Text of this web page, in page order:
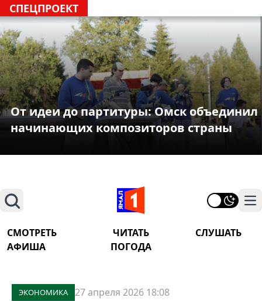
СПЕЦПРОЕКТ
От идеи до партитуры: Омск объединил
начинающих композиторов страны
Поиск
СМОТРЕТЬ ЧИТАТЬ
СЛУШАТЬ
АФИША
ПОГОДА
ЭКОНОМИКА 27 апреля 2026 18:08